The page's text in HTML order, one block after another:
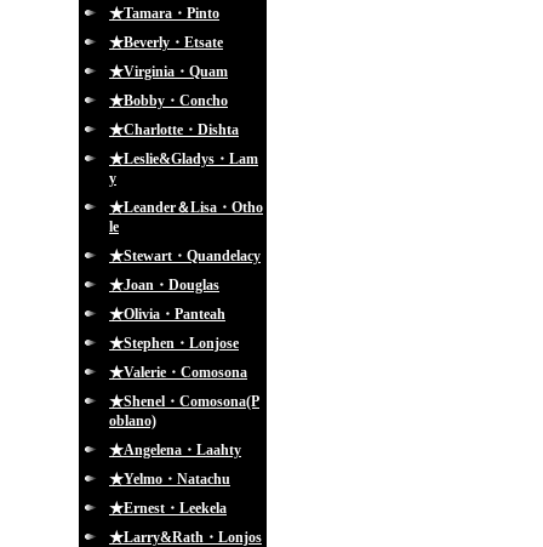
★Tamara・Pinto
★Beverly・Etsate
★Virginia・Quam
★Bobby・Concho
★Charlotte・Dishta
★Leslie&Gladys・Lam
y
★Leander＆Lisa・Otho
le
★Stewart・Quandelacy
★Joan・Douglas
★Olivia・Panteah
★Stephen・Lonjose
★Valerie・Comosona
★Shenel・Comosona(P
oblano)
★Angelena・Laahty
★Yelmo・Natachu
★Ernest・Leekela
★Larry&Rath・Lonjos